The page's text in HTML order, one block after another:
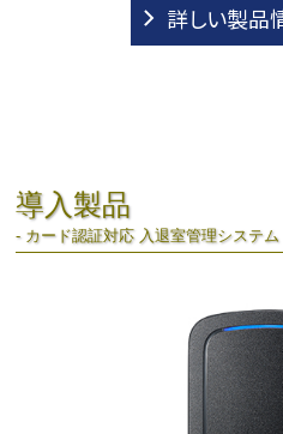
詳しい製品
導入製品
- カード認証対応 入退室管理システム